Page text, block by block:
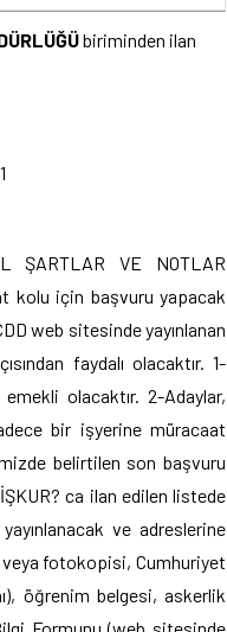
biriminden ilan
ŞARTLAR VE NOTLAR
kolu için başvuru yapacak
web sitesinde yayınlanan
faydalı olacaktır. 1-
olacaktır. 2-Adaylar,
bir işyerine müracaat
belirtilen son başvuru
ca ilan edilen listede
ve adreslerine
fotokopisi, Cumhuriyet
öğrenim belgesi, askerlik